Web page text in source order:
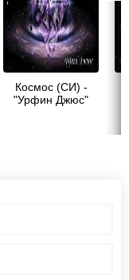
Космос (СИ) -
"Урфин Джюс"